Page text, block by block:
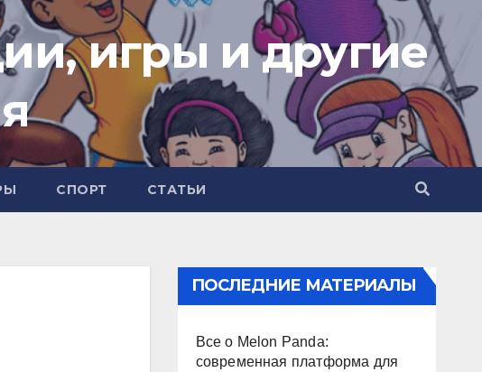
игры и другие
СПОРТ СТАТЬИ
ПОСЛЕДНИЕ МАТЕРИАЛЫ
Все о Melon Panda:
современная платформа для